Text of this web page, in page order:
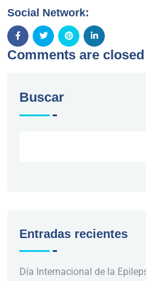
Social Network:
Comments are closed
Buscar
Entradas recientes
Día Internacional de la